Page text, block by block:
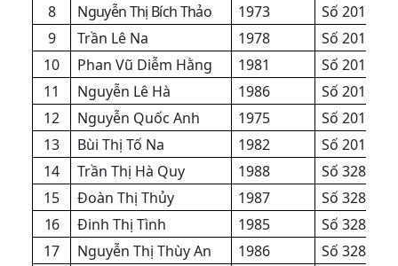
8
Nguyễn Thị Bích Thảo 1973
Số 201/
9
Trần Lê Na 1978
Số 201/
10
Phan Vũ Diễm Hằng 1981
Số 201/
11
Nguyễn Lê Hà 1986
Số 201/
12
Nguyễn Quốc Anh 1975
Số 201/
13
Bùi Thị Tố Na 1982
Số 201/
14
Trần Thị Hà Quy 1988 Số3285
15
Đoàn Thị Thủy 1987 Số3285
16
Đinh Thị Tình 1985 Số3285
17
Nguyễn Thị Thùy An 1986 Số3285